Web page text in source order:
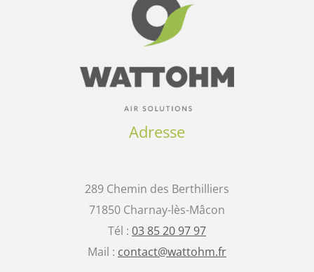
Adresse
289 Chemin des Berthilliers
71850 Charnay-lès-Mâcon
Tél : 03 85 20 97 97
Mail : contact@wattohm.fr